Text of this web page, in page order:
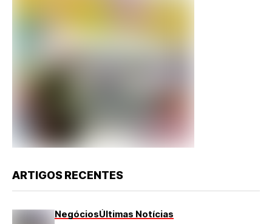
ARTIGOS RECENTES
NegóciosÚltimas Notícias